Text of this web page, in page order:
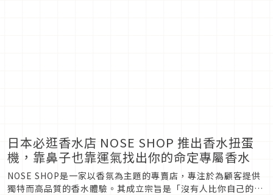
日本必逛香水店 NOSE SHOP 推出香水扭蛋
機，靠鼻子也靠運氣找出你的命定專屬香水
NOSE SHOP是一家以香氛為主題的專賣店，專注於為顧客提供
獨特而高品質的香水體驗。其成立宗旨是「沒有人比你自己的鼻